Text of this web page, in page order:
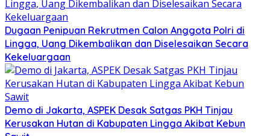
Dugaan Penipuan Rekrutmen Calon Anggota Polri di
Lingga, Uang Dikembalikan dan Diselesaikan Secara
Kekeluargaan
Demo di Jakarta, ASPEK Desak Satgas PKH Tinjau
Kerusakan Hutan di Kabupaten Lingga Akibat Kebun